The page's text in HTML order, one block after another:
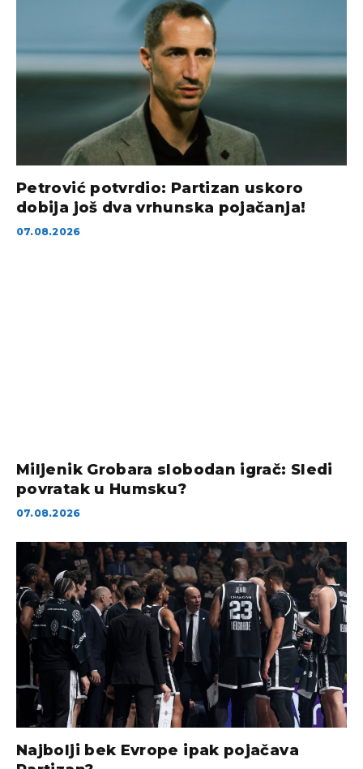
Petrović potvrdio: Partizan uskoro
dobija još dva vrhunska pojačanja!
07.08.2026
Miljenik Grobara slobodan igrač: Sledi
povratak u Humsku?
07.08.2026
Najbolji bek Evrope ipak pojačava